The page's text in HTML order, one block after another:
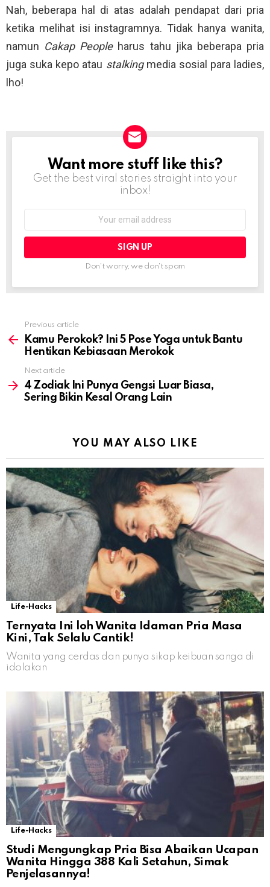
Nah, beberapa hal di atas adalah pendapat dari pria
ketika melihat isi instagramnya. Tidak hanya wanita,
namun Cakap Peopleharus tahu jika beberapa pria
juga suka kepo atau stalkingmedia sosial para ladies,
lho!
NEWSLETTER
Want more stuff like this?
Get the best viral stories straight into your
inbox!
Don't worry, we don't spam
more
Previous article
Kamu Perokok? Ini 5 Pose Yoga untuk Bantu
Hentikan Kebiasaan Merokok
Next article
4 Zodiak Ini Punya Gengsi Luar Biasa,
Sering Bikin Kesal Orang Lain
YOU MAY ALSO LIKE
Life-Hacks
Ternyata Ini loh Wanita Idaman Pria Masa
Kini, Tak Selalu Cantik!
Wanita yang cerdas dan punya sikap keibuan sanga di
idolakan
Life-Hacks
Studi Mengungkap Pria Bisa Abaikan Ucapan
Wanita Hingga 388 Kali Setahun, Simak
Penjelasannya!